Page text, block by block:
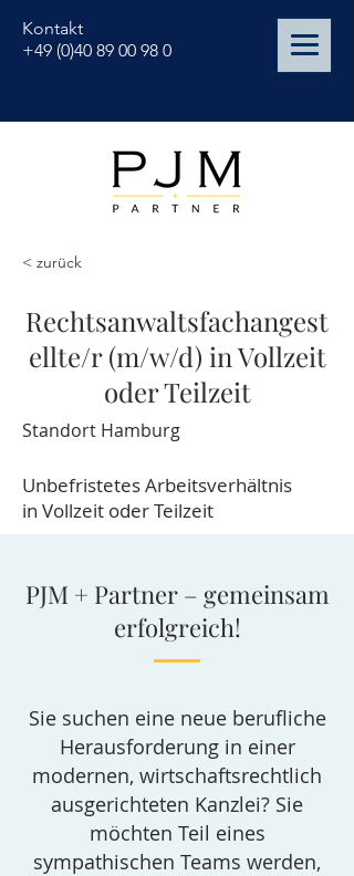
Kontakt
+49 (0)40 89 00 98 0
< zurück
Rechtsanwaltsfachangest
ellte/r (m/w/d) in Vollzeit
oder Teilzeit
Standort Hamburg
Unbefristetes Arbeitsverhältnis
in Vollzeit oder Teilzeit
PJM + Partner – gemeinsam
erfolgreich!
Sie suchen eine neue berufliche
Herausforderung in einer
modernen, wirtschaftsrechtlich
ausgerichteten Kanzlei? Sie
möchten Teil eines
sympathischen Teams werden,